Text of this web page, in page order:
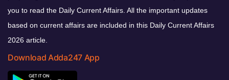
you to read the Daily Current Affairs. All the important updates
based on current affairs are included in this Daily Current Affairs
2026 article.
Download Adda247 App